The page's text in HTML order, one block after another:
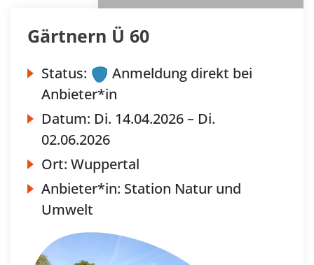
Gärtnern Ü 60
Status:
Anmeldung direkt bei
Anbieter*in
Datum: Di. 14.04.2026 – Di.
02.06.2026
Ort: Wuppertal
Anbieter*in: Station Natur und
Umwelt